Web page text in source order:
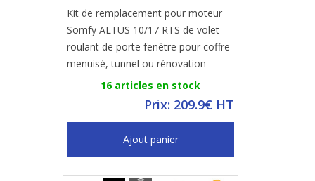
Kit de remplacement pour moteur
Somfy ALTUS 10/17 RTS de volet
roulant de porte fenêtre pour coffre
menuisé, tunnel ou rénovation
16 articles en stock
Prix: 209.9€ HT
Ajout panier